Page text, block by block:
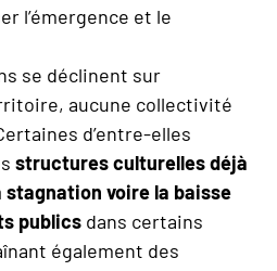
l’émergence et le
se déclinent sur
aucune collectivité
d’entre-elles
structures culturelles déjà
voire la baisse
publics dans certains
également des